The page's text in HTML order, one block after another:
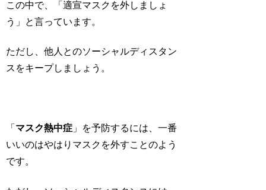
この中で、「適宣マスクを外しましょ
う」と言っています。
ただし、他人とのソーシャルディスタン
スをキープしましょう。
「 マスク熱中症 」を予防するには、一番
いいのはやはり マスクを外すことのよう
です。